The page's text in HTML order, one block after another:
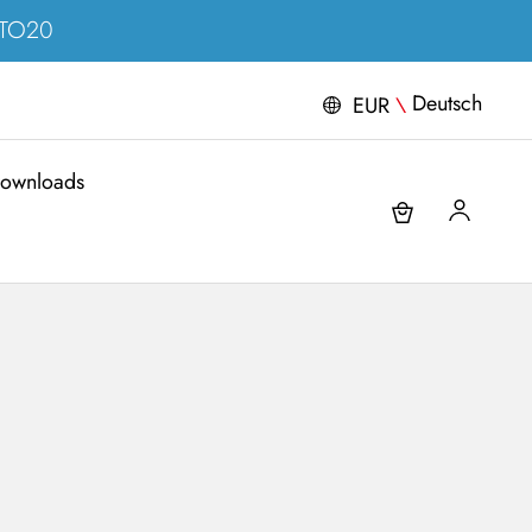
EUR\ Deutsch